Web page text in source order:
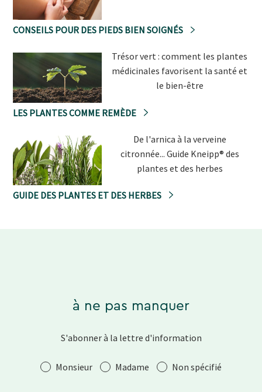
CONSEILS POUR DES PIEDS BIEN SOIGNÉS
Trésor vert : comment les plantes
médicinales favorisent la santé et
le bien-être
LES PLANTES COMME REMÈDE
De l'arnica à la verveine
citronnée... Guide Kneipp® des
plantes et des herbes
GUIDE DES PLANTES ET DES HERBES
à ne pas manquer
S'abonner à la lettre d'information
SalutationMonsieur Madame Non spécifié